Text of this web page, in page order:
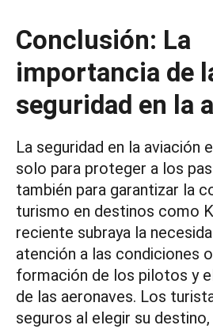
Conclusión: La
importancia de
seguridad en la
La seguridad en la aviación
solo para proteger a los
también para garantizar la
turismo en destinos como
reciente subraya la
atención a las condiciones
formación de los pilotos y
de las aeronaves. Los
seguros al elegir su